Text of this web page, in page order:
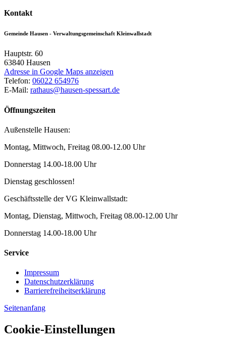
Kontakt
Gemeinde Hausen - Verwaltungsgemeinschaft Kleinwallstadt
Hauptstr. 60
63840 Hausen
Adresse in Google Maps anzeigen
Telefon: 06022 654976
E-Mail: rathaus@hausen-spessart.de
Öffnungszeiten
Außenstelle Hausen:
Montag, Mittwoch, Freitag 08.00-12.00 Uhr
Donnerstag 14.00-18.00 Uhr
Dienstag geschlossen!
Geschäftsstelle der VG Kleinwallstadt:
Montag, Dienstag, Mittwoch, Freitag 08.00-12.00 Uhr
Donnerstag 14.00-18.00 Uhr
Service
Impressum
Datenschutzerklärung
Barrierefreiheitserklärung
Seitenanfang
Cookie-Einstellungen